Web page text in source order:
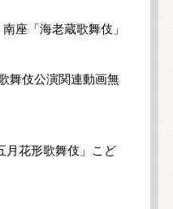
座「海老蔵歌舞伎」
舞伎公演関連動画無
月花形歌舞伎」こど